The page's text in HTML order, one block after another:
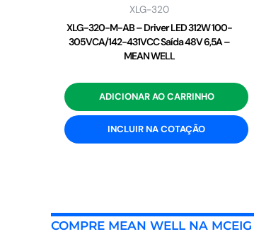
XLG-320
XLG-320-M-AB – Driver LED 312W 100-
305VCA/142-431VCC Saída 48V 6,5A –
MEAN WELL
ADICIONAR AO CARRINHO
INCLUIR NA COTAÇÃO
COMPRE MEAN WELL NA MCEIG